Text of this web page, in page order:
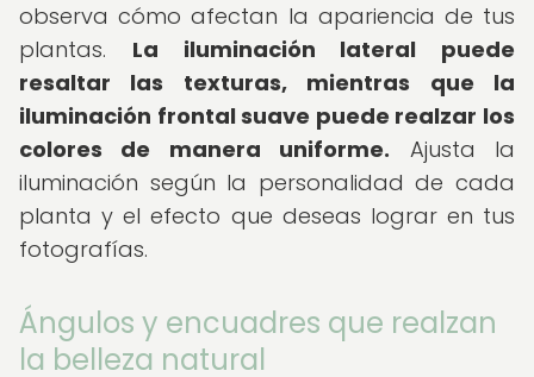
observa cómo afectan la apariencia de tus
plantas. La iluminación lateral puede
resaltar las texturas, mientras que la
iluminación frontal suave puede realzar los
colores de manera uniforme. Ajusta la
iluminación según la personalidad de cada
planta y el efecto que deseas lograr en tus
fotografías.
Ángulos y encuadres que realzan
la belleza natural